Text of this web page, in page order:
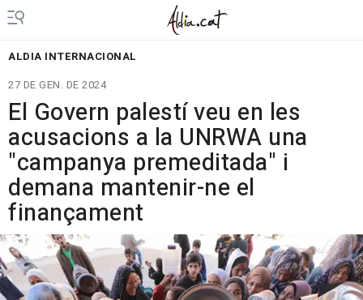
ALDIA INTERNACIONAL
27 DE GEN. DE 2024
El Govern palestí veu en les
acusacions a la UNRWA una
"campanya premeditada" i
demana mantenir-ne el
finançament